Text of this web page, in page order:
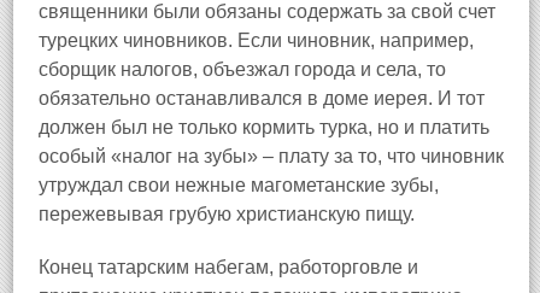
священники были обязаны содержать за свой счет
турецких чиновников. Если чиновник, например,
сборщик налогов, объезжал города и села, то
обязательно останавливался в доме иерея. И тот
должен был не только кормить турка, но и платить
особый «налог на зубы» – плату за то, что чиновник
утруждал свои нежные магометанские зубы,
пережевывая грубую христианскую пищу.
Конец татарским набегам, работорговле и